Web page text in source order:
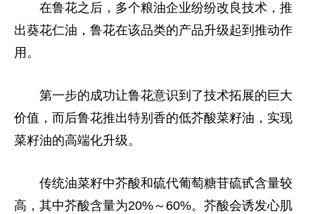
在鲁花之后，多个粮油企业纷纷改良技术，推
出葵花仁油，鲁花在该品类的产品升级起到推动作
用。
第一步的成功让鲁花意识到了技术拓展的巨大
价值，而后鲁花推出特别香的低芥酸菜籽油，实现
菜籽油的高端化升级。
传统油菜籽中芥酸和硫代葡萄糖苷硫甙含量较
高，其中芥酸含量为20%～60%。芥酸会诱发心肌